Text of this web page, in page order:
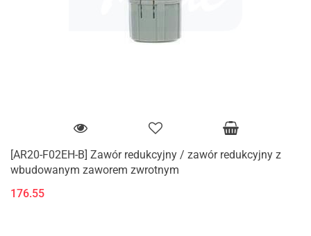
[AR20-F02EH-B] Zawór redukcyjny / zawór redukcyjny z
wbudowanym zaworem zwrotnym
176.55